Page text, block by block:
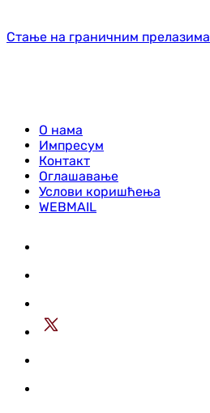
Стање на граничним прелазима
О нама
Импресум
Контакт
Оглашавање
Услови коришћења
WEBMAIL